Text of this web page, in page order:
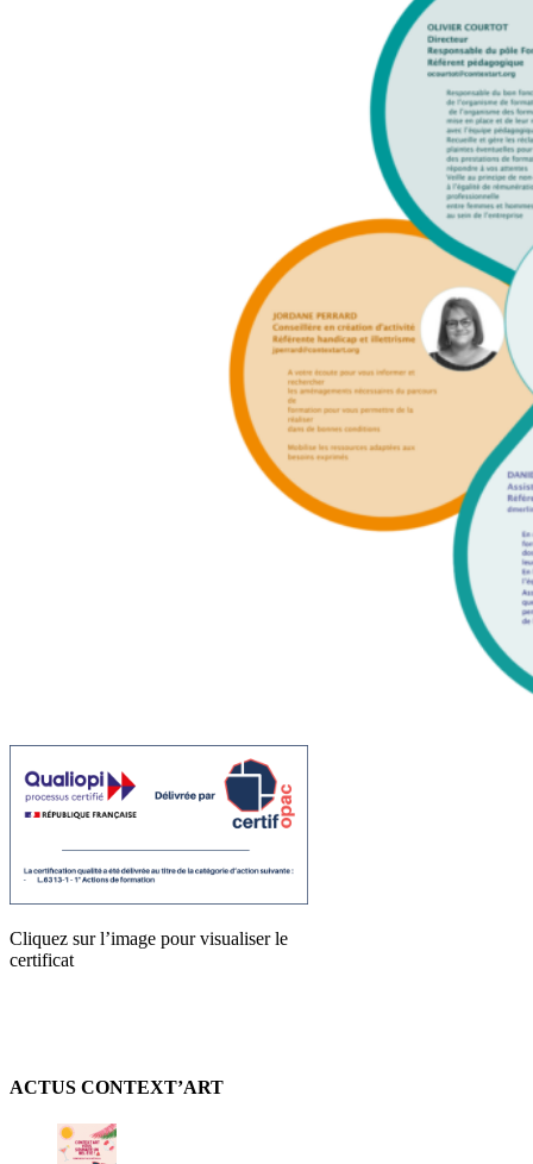
Cliquez sur l’image pour visualiser le
certificat
ACTUS CONTEXT’ART